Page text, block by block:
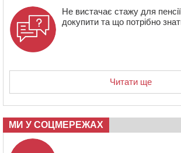
Не вистачає стажу для
докупити та що потрібно
Читати ще
МИ У СОЦМЕРЕЖАХ